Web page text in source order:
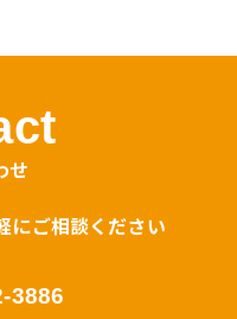
せ
にご相談ください
3886